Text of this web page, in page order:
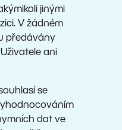
jinými
V žádném
předávány
ani
se
dat ve